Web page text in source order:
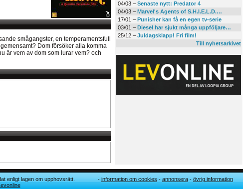
smågangster, en temperamentsfull
Dom försöker alla komma
är vem av dom som lurar vem? och
04/03 –Senaste nytt: Predator 4
04/03 –Marvel's Agents of S.H.I.E.L.D.…
17/01 –Punisher kan få en egen tv-serie
03/01 –Diesel har sjukt många uppföljare…
25/12 –Juldagsklapp! Fri film!
Till nyhetsarkivet
enligt lagen om upphovsrätt.
information om cookies annonsera övrig information